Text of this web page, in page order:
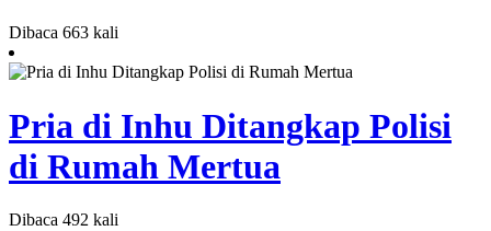
Dibaca 663 kali
Pria di Inhu Ditangkap Polisi
di Rumah Mertua
Dibaca 492 kali